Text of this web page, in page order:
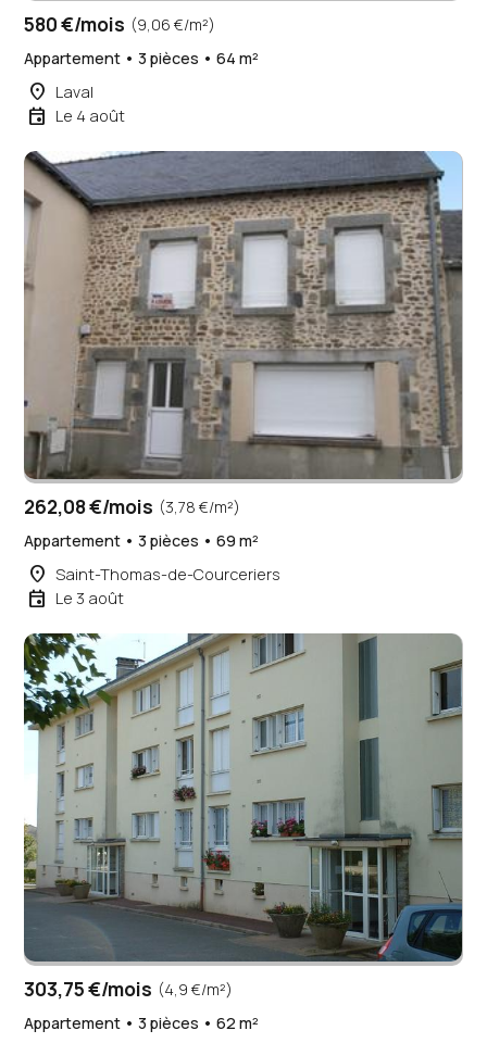
580 €/mois (9,06 €/m²)
Appartement • 3 pièces • 64 m²
place Laval
event Le 4 août
262,08 €/mois (3,78 €/m²)
Appartement • 3 pièces • 69 m²
place Saint-Thomas-de-Courceriers
event Le 3 août
303,75 €/mois (4,9 €/m²)
Appartement • 3 pièces • 62 m²